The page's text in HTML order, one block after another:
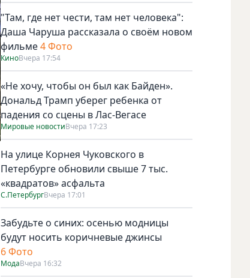
Фото https://t.me/kgiopspb
"Там, где нет чести, там нет человека":
Даша Чаруша рассказала о своём новом
фильме4 Фото
КиноВчера 17:54
«Не хочу, чтобы он был как Байден».
Дональд Трамп уберег ребенка от
падения со сцены в Лас-Вегасе
Мировые новостиВчера 17:23
На улице Корнея Чуковского в
Петербурге обновили свыше 7 тыс.
«квадратов» асфальта
С.ПетербургВчера 17:01
Забудьте о синих: осенью модницы
будут носить коричневые джинсы
6 Фото
МодаВчера 16:32